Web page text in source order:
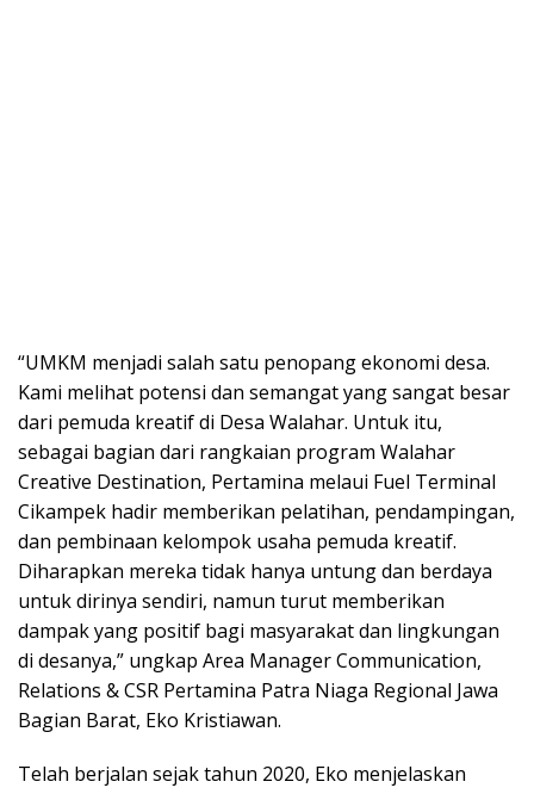
“UMKM menjadi salah satu penopang ekonomi desa.
Kami melihat potensi dan semangat yang sangat besar
dari pemuda kreatif di Desa Walahar. Untuk itu,
sebagai bagian dari rangkaian program Walahar
Creative Destination, Pertamina melaui Fuel Terminal
Cikampek hadir memberikan pelatihan, pendampingan,
dan pembinaan kelompok usaha pemuda kreatif.
Diharapkan mereka tidak hanya untung dan berdaya
untuk dirinya sendiri, namun turut memberikan
dampak yang positif bagi masyarakat dan lingkungan
di desanya,” ungkap Area Manager Communication,
Relations & CSR Pertamina Patra Niaga Regional Jawa
Bagian Barat, Eko Kristiawan.
Telah berjalan sejak tahun 2020, Eko menjelaskan